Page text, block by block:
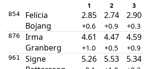
1 2 3
854
Felicia
Bojang
2.85
+0.6
2.74
+0.9
2.90
+0.3
876
Irma
Granberg
4.61
+1.0
4.47
+0.5
4.59
+0.9
961
Signe
5.26 5.53 5.34